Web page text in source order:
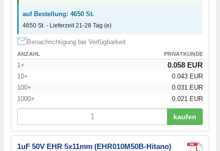
auf Bestellung: 4650 St.
4650 St. - Lieferzeit 21-28 Tag (e)
Benachrichtigung bei Verfügbarkeit
ANZAHL PRIVATKUNDE
1+ 0.058 EUR
10+
0.043 EUR
100+
0.031 EUR
1000+
0.021 EUR
kaufen
1uF 50V EHR 5x11mm (EHR010M50B-Hitano)